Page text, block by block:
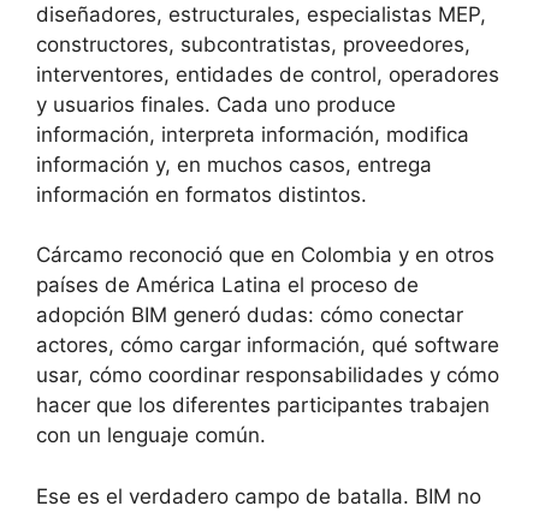
diseñadores, estructurales, especialistas MEP,
constructores, subcontratistas, proveedores,
interventores, entidades de control, operadores
y usuarios finales. Cada uno produce
información, interpreta información, modifica
información y, en muchos casos, entrega
información en formatos distintos.
Cárcamo reconoció que en Colombia y en otros
países de América Latina el proceso de
adopción BIM generó dudas: cómo conectar
actores, cómo cargar información, qué software
usar, cómo coordinar responsabilidades y cómo
hacer que los diferentes participantes trabajen
con un lenguaje común.
Ese es el verdadero campo de batalla. BIM no